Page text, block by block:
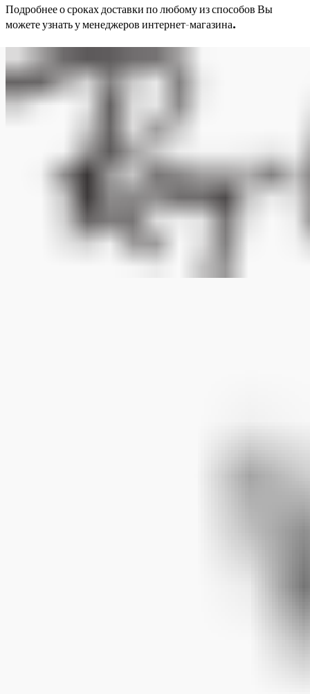
Подробнее о сроках доставки по любому из способов Вы
можете узнать у менеджеров интернет-магазина.